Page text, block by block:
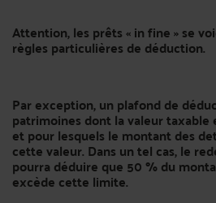
Attention, les prêts « in fine »se
règles particulières de déduction.
Par exception, un plafond de
patrimoines dont la valeur taxable
et pour lesquels le montant des
cette valeur. Dans un tel cas, le
pourra déduire que 50 % du
excède cette limite.